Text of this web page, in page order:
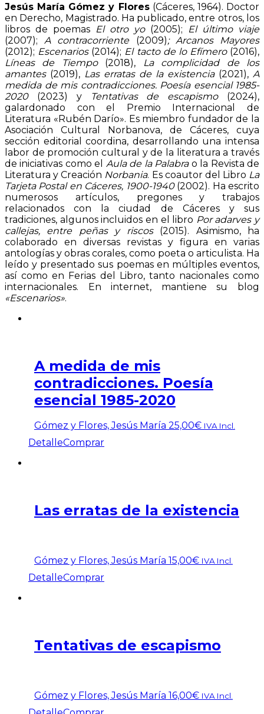
Jesús María Gómez y Flores(Cáceres, 1964). Doctor
en Derecho, Magistrado. Ha publicado, entre otros, los
libros de poemas El otro yo (2005);
El último viaje
(2007); A contracorriente(2009); Arcanos Mayores
(2012); Escenarios(2014); El tacto de lo Efímero (2016),
Líneas de Tiempo(2018),
La complicidad de los
amantes(2019), Las erratas de la existencia(2021), A
medida de mis contradicciones. Poesía esencial 1985-
2020(2023) y Tentativas de escapismo(2024),
galardonado con el Premio Internacional de
Literatura «Rubén Darío». Es miembro fundador de la
Asociación Cultural Norbanova, de Cáceres, cuya
sección editorial coordina, desarrollando una intensa
labor de promoción cultural y de la literatura a través
de iniciativas como el Aula de la Palabrao la Revista de
Literatura y Creación Norbania. Es coautor del Libro La
Tarjeta Postal en Cáceres, 1900-1940(2002). Ha escrito
numerosos artículos, pregones y trabajos
relacionados con la ciudad de Cáceres y sus
tradiciones, algunos incluidos en el libro Por adarves y
callejas, entre peñas y riscos(2015). Asimismo, ha
colaborado en diversas revistas y figura en varias
antologías y obras corales, como poeta o articulista. Ha
leído y presentado sus poemas en múltiples eventos,
así como en Ferias del Libro, tanto nacionales como
internacionales. En internet, mantiene su blog
«Escenarios».
A medida de mis
contradicciones. Poesía
esencial 1985-2020
Gómez y Flores, Jesús María 25,00€ IVA Incl.
DetalleComprar
Las erratas de la existencia
Gómez y Flores, Jesús María 15,00€ IVA Incl.
DetalleComprar
Tentativas de escapismo
Gómez y Flores, Jesús María 16,00€ IVA Incl.